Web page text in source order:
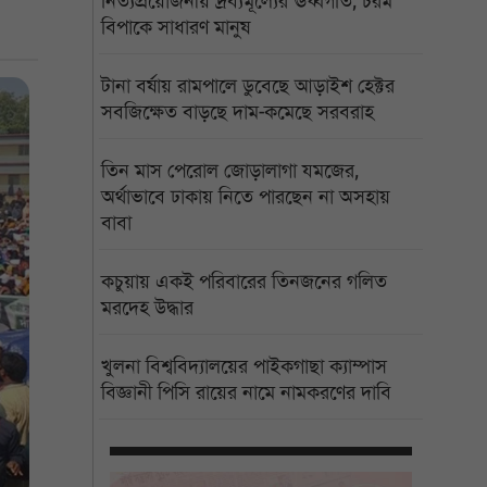
বিপাকে সাধারণ মানুষ
টানা বর্ষায় রামপালে ডুবেছে আড়াইশ হেক্টর
সবজিক্ষেত বাড়ছে দাম-কমেছে সরবরাহ
তিন মাস পেরোল জোড়ালাগা যমজের,
অর্থাভাবে ঢাকায় নিতে পারছেন না অসহায়
বাবা
কচুয়ায় একই পরিবারের তিনজনের গলিত
মরদেহ উদ্ধার
খুলনা বিশ্ববিদ্যালয়ের পাইকগাছা ক্যাম্পাস
বিজ্ঞানী পিসি রায়ের নামে নামকরণের দাবি